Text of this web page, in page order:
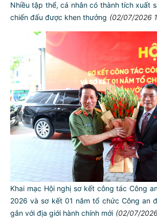
Nhiều tập thể, cá nhân có thành tích xuất
chiến đấu được khen thưởng (02/07/2026
Khai mạc Hội nghị sơ kết công tác Công
2026 và sơ kết 01 năm tổ chức Công an
gắn với địa giới hành chính mới (02/07/